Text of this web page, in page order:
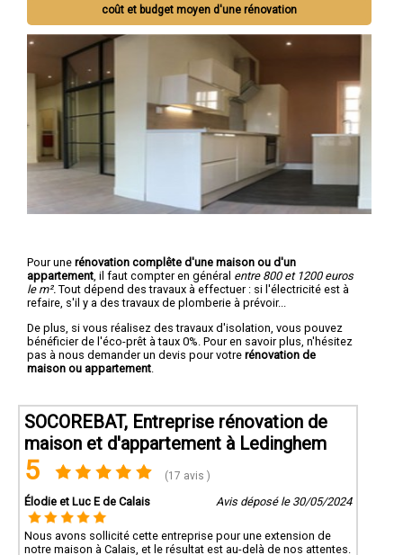
coût et budget moyen d'une rénovation
Pour une rénovation complête d'une maison ou d'un
appartement , il faut compter en général entre 800 et 1200 euros
le m². Tout dépend des travaux à effectuer : si l'électricité est à
refaire, s'il y a des travaux de plomberie à prévoir...
De plus, si vous réalisez des travaux d'isolation, vous pouvez
bénéficier de l'éco-prêt à taux 0%. Pour en savoir plus, n'hésitez
pas à nous demander un devis pour votre rénovation de
maison ou appartement
SOCOREBAT, Entreprise rénovation de
maison et d'appartement à Ledinghem
5 (17 avis )
Élodie et Luc E de Calais Avis déposé le 30/05/2024
Nous avons sollicité cette entreprise pour une extension de
notre maison à Calais, et le résultat est au-delà de nos attentes.